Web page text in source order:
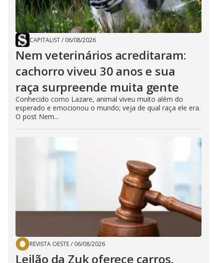
CAPITALIST/ 06/08/2026
Nem veterinários acreditaram:
cachorro viveu 30 anos e sua
raça surpreende muita gente
Conhecido como Lazare, animal viveu muito além do
esperado e emocionou o mundo; veja de qual raça ele era.
O post Nem...
REVISTA OESTE/ 06/08/2026
Leilão da Zuk oferece carros,